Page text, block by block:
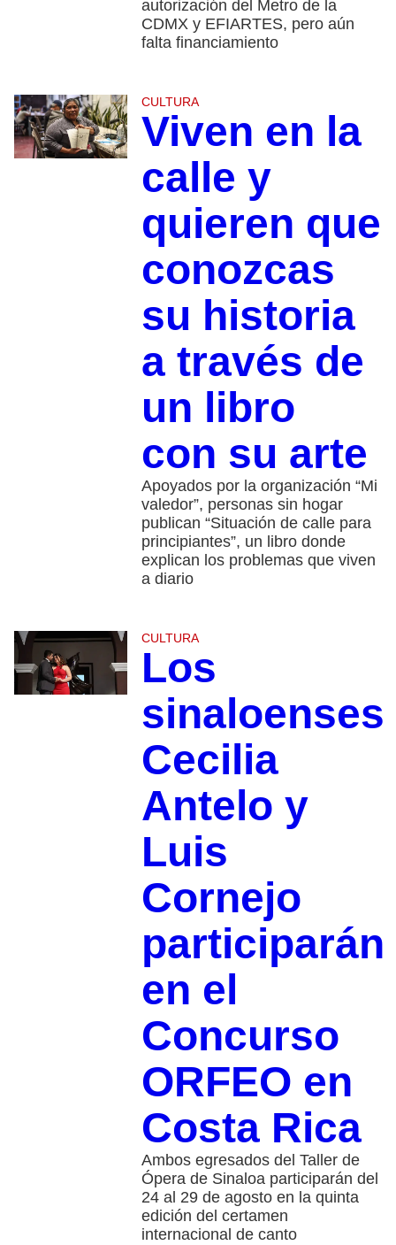
autorización del Metro de la
CDMX y EFIARTES, pero aún
falta financiamiento
CULTURA
Viven en la
calle y
quieren que
conozcas
su historia
a través de
un libro
con su arte
Apoyados por la organización “Mi
valedor”, personas sin hogar
publican “Situación de calle para
principiantes”, un libro donde
explican los problemas que viven
a diario
CULTURA
Los
sinaloenses
Cecilia
Antelo y
Luis
Cornejo
participarán
en el
Concurso
ORFEO en
Costa Rica
Ambos egresados del Taller de
Ópera de Sinaloa participarán del
24 al 29 de agosto en la quinta
edición del certamen
internacional de canto